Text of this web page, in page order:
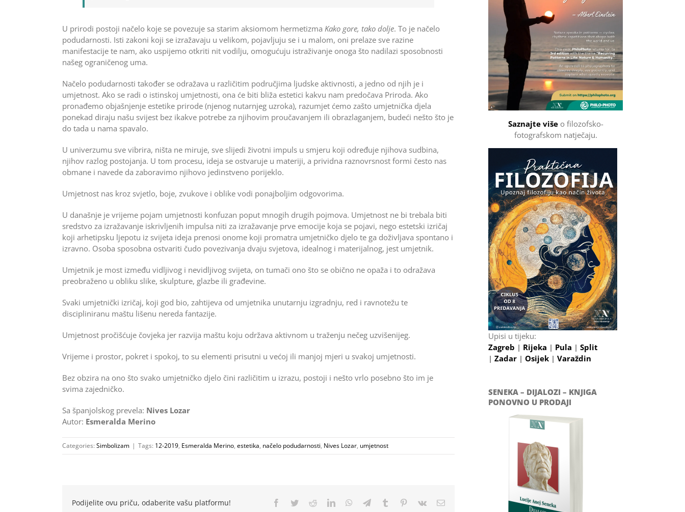
U prirodi postoji načelo koje se povezuje sa starim aksiomom hermetizma Kako gore, tako dolje. To je načelo
podudarnosti. Isti zakoni koji se izražavaju u velikom, pojavljuju se i u malom, oni prelaze sve razine
manifestacije te nam, ako uspije­mo otkriti nit vodilju, omogućuju istraživanje onoga što nadilazi sposobnosti
našeg ograničenog uma.
Načelo podudarnosti također se odražava u različitim područjima ljudske aktivnosti, a jedno od njih je i
umjetnost. Ako se radi o istinskoj umjetnosti, ona će biti bliža estetici kakvu nam predočava Priroda. Ako
pronađemo objašnjenje estetike prirode (njenog nutarnjeg uzroka), razumjet ćemo zašto umjetnička djela
ponekad diraju našu svijest bez ikakve potrebe za njihovim proučavanjem ili obrazlaganjem, budeći nešto što je
do tada u nama spavalo.
U univerzumu sve vibrira, ništa ne miruje, sve slijedi životni impuls u smjeru koji određuje njihova sudbina,
njihov razlog postojanja. U tom procesu, ideja se ostvaruje u materiji, a prividna raznovrsnost formi često nas
obmane i navede da zaboravimo njihovo jedinstveno porijeklo.
Umjetnost nas kroz svjetlo, boje, zvukove i oblike vodi ponajboljim odgovorima.
U današnje je vrijeme pojam umjetnosti konfuzan poput mnogih drugih pojmova. Umjetnost ne bi trebala biti
sredstvo za izražavanje iskrivljenih impulsa niti za izražavanje prve emocije koja se pojavi, nego estetski izričaj
koji arhetipsku ljepotu iz svijeta ideja prenosi onome koji promatra umjetničko djelo te ga doživljava spontano i
izravno. Osoba sposobna ostvariti čudo povezivanja dvaju svjetova, idealnog i materijalnog, jest umjetnik.
Umjetnik je most između vidljivog i nevidljivog svijeta, on tumači ono što se obično ne opaža i to odražava
preobraženo u obliku slike, skulpture, glazbe ili građevine.
Svaki umjetnički izričaj, koji god bio, zahtijeva od umjetnika unutarnju izgradnju, red i ravnotežu te
discipliniranu maštu lišenu nereda fantazije.
Umjetnost pročišćuje čovjeka jer razvija maštu koju održava aktivnom u traženju nečeg uzvišenijeg.
Vrijeme i prostor, pokret i spokoj, to su elementi prisutni u većoj ili manjoj mjeri u svakoj umjetnosti.
Bez obzira na ono što svako umjetničko djelo čini različitim u izrazu, postoji i nešto vrlo posebno što im je
svima zajedničko.
Sa španjolskog prevela: Nives Lozar
Autor: Esmeralda Merino
Categories: Simbolizam | Tags: 12-2019, Esmeralda Merino, estetika, načelo podudarnosti, Nives Lozar, umjetnost
Podijelite ovu priču, odaberite vašu platformu! Facebook
TwitterRedditLinkedInWhatsApp
TelegramTumblr Pinterest
Vk Email
Saznajte višeo filozofsko-
fotografskom natječaju.
Upisi u tijeku:
Zagreb | Rijeka | Pula | Split
| Zadar | Osijek | Varaždin
SENEKA – DIJALOZI – KNJIGA
PONOVNO U PRODAJI